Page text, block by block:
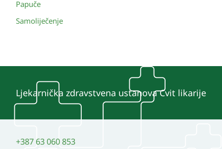
Papuče
Samoliječenje
Ljekarnička zdravstvena ustanova Cvit likarije
+387 63 060 853